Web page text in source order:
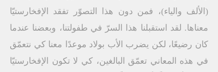
(الألف والياء)، فمن دون هذا التصوّر تفقد الإفخارستيّا
معناها. لقد استقبلنا هذا السرّ في طفولتنا، وبعضنا عندما
كان رضيعًا، لكن يضرب الأب بولاد موعدًا معنا كي نتعمّق
في هذه المعاني تعمّق البالغين، كي لا تكون الإفخارستيّا